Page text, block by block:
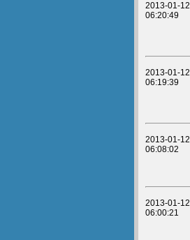
2013-01-12
06:20:49
2013-01-12
06:19:39
2013-01-12
06:08:02
2013-01-12
06:00:21